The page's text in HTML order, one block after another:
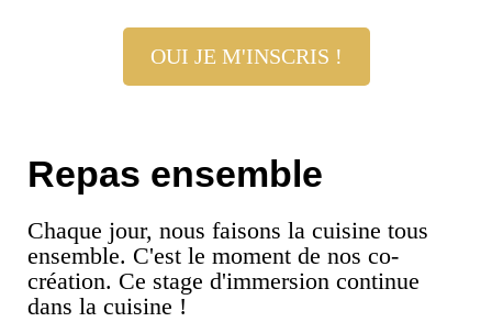
OUI JE M'INSCRIS !
Repas ensemble
Chaque jour, nous faisons la cuisine tous
ensemble. C'est le moment de nos co-
création. Ce stage d'immersion continue
dans la cuisine !